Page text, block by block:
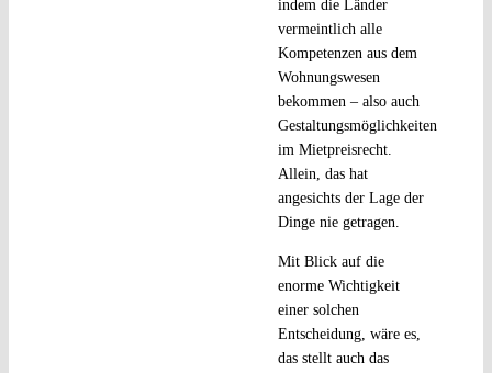
indem die Länder
vermeintlich alle
Kompetenzen aus dem
Wohnungswesen
bekommen – also auch
Gestaltungsmöglichkeiten
im Mietpreisrecht.
Allein, das hat
angesichts der Lage der
Dinge nie getragen.
Mit Blick auf die
enorme Wichtigkeit
einer solchen
Entscheidung, wäre es,
das stellt auch das